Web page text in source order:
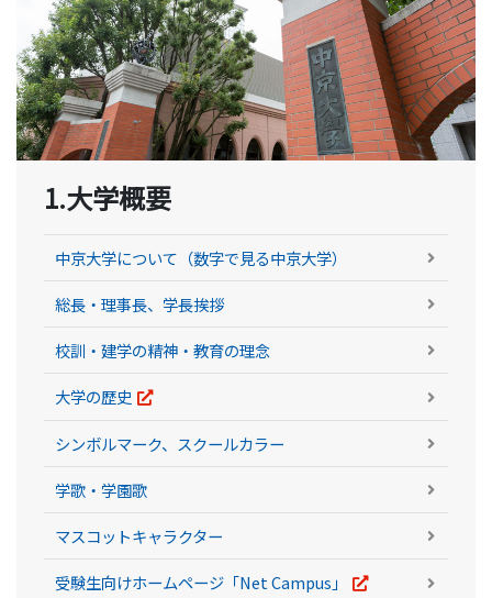
1.大学概要
中京大学について（数字で見る中京大学）
総長・理事長、学長挨拶
校訓・建学の精神・教育の理念
大学の歴史
シンボルマーク、スクールカラー
学歌・学園歌
マスコットキャラクター
受験生向けホームページ「Net Campus」